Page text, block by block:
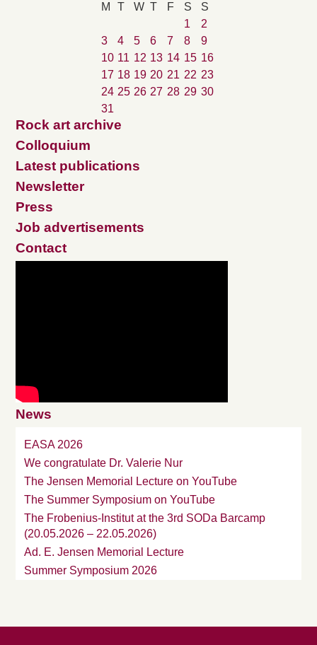
M
T W T F S
S
1
2
3
4 5 6 7 8
9
10 11 12 13 14 15 16
17 18 19 20 21 22 23
24 25 26 27 28 29 30
31
Rock art archive
Colloquium
Latest publications
Newsletter
Press
Job advertisements
Contact
News
EASA 2026
We congratulate Dr. Valerie Nur
The Jensen Memorial Lecture on YouTube
The Summer Symposium on YouTube
The Frobenius-Institut at the 3rd SODa Barcamp
(20.05.2026 – 22.05.2026)
Ad. E. Jensen Memorial Lecture
Summer Symposium 2026